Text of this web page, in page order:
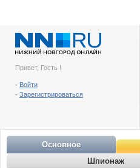
Привет, Гость !
- Войти
- Зарегистрироваться
Основное
Шпионаж